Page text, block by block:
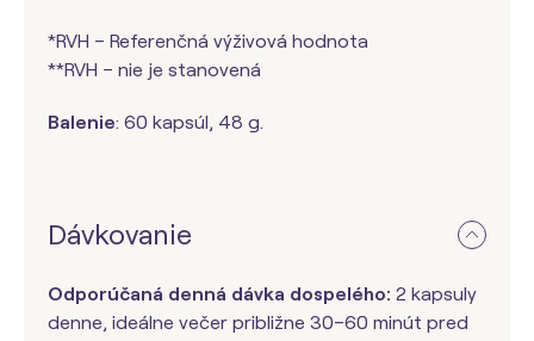
*RVH – Referenčná výživová hodnota
**RVH – nie je stanovená
Balenie: 60 kapsúl, 48 g.
Dávkovanie
Odporúčaná denná dávka dospelého: 2 kapsuly
denne, ideálne večer približne 30–60 minút pred